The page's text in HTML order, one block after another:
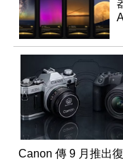
Canon 傳 9 月推出